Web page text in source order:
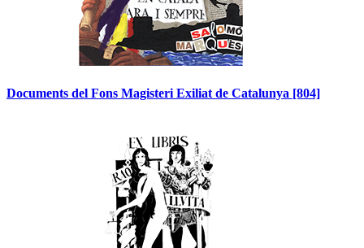
Documents del Fons Magisteri Exiliat de Catalunya [804]